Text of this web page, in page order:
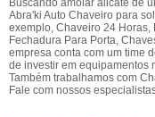
Buscando amolar alicate de
Abra'ki Auto Chaveiro para
exemplo, Chaveiro 24
Fechadura Para Porta,
empresa conta com um time
de investir em equipamentos
Também trabalhamos com
Fale com nossos